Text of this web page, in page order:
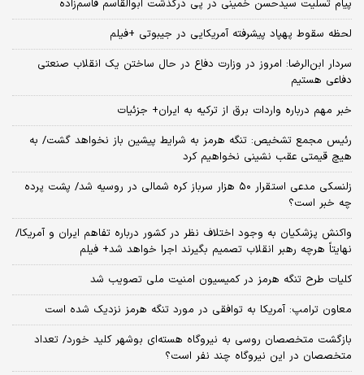
پیام تسلیت سیدحسن خمینی در پی درگذشت ابوالقاسم قاسم‌زاده
لحظه سقوط پهپاد پیشرفته آمریکایی در جیبوتی +فیلم
سردار ابن‌الرضا: امروز در وزارت دفاع در حال ساختن یک انقلاب صنعتی
دفاعی هستیم
خبر مهم درباره واردات برق از ترکیه به ایران+ جزئیات
رئیس مجمع تشخیص: تنگه هرمز به شرایط پیشین باز نخواهد گشت/ به
هیچ قیمتی عقب نشینی نخواهیم کرد
زلنسکی مدعی استقرار ۵۰ هزار سرباز کره‌ شمالی در روسیه شد/ پشت پرده
چه خبر است؟
واکنش پزشکیان به وجود اختلاف نظر در کشور درباره تفاهم ایران و آمریکا/
نهایتاً هرچه رهبر انقلاب تصمیم بگیرند اجرا خواهد شد+ فیلم
کلیات طرح تنگه هرمز در کمیسیون امنیت ملی تصویب شد
معاون ترامپ: آمریکا به توافقی در مورد تنگه هرمز نزدیک شده است
بازگشت متخصصان روسی به نیروگاه هسته‌ای بوشهر کلید خورد/ تعداد
متخصصان در این نیروگاه چند نفر است؟